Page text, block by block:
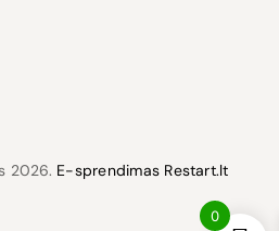
2026. E-sprendimas Restart.lt
0